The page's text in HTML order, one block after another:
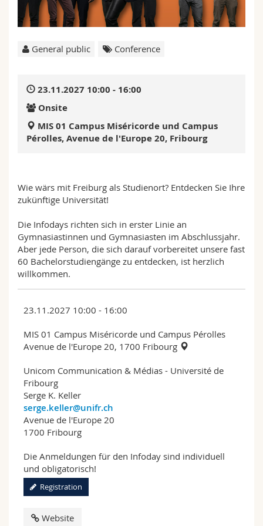
Science and Medicine
Employees
Webmail
General public Conference
23.11.2027 10:00 - 16:00
Onsite
MIS 01 Campus Miséricorde und Campus
Pérolles, Avenue de l'Europe 20, Fribourg
Wie wärs mit Freiburg als Studienort? Entdecken Sie Ihre
zukünftige Universität!
Die Infodays richten sich in erster Linie an
Gymnasiastinnen und Gymnasiasten im Abschlussjahr.
Aber jede Person, die sich darauf vorbereitet unsere fast
60 Bachelorstudiengänge zu entdecken, ist herzlich
willkommen.
23.11.2027 10:00 - 16:00
MIS 01 Campus Miséricorde und Campus Pérolles
Avenue de l'Europe 20, 1700 Fribourg
Unicom Communication & Médias - Université de
Fribourg
Serge K. Keller
serge.keller@unifr.ch
Avenue de l'Europe 20
1700 Fribourg
Die Anmeldungen für den Infoday sind individuell
und obligatorisch!
Registration
Website